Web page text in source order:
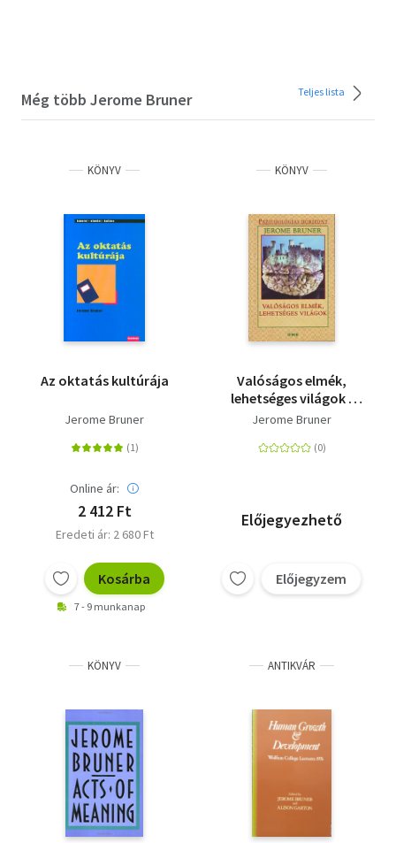
Még több Jerome Bruner Teljes lista
KÖNYV
Az oktatás kultúrája
Jerome Bruner
Online ár:
2 412 Ft
Eredeti ár: 2 680 Ft
Kosárba
7 - 9 munkanap
KÖNYV
Valóságos elmék,
lehetséges világok -
Pszichológiai horizont
Jerome Bruner
Előjegyezhető
Előjegyzem
KÖNYV ANTIKVÁR